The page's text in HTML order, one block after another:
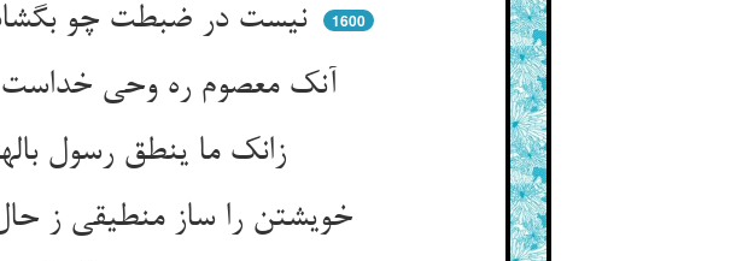
نیست در ضبطت چو بگشادی دهان ** از پی صافی شود تیره روان
1600
زانک ما ینطق رسول بالهوی ** کی هوا زاید ز معصوم خدا
خویشتن را ساز منطیقی ز حال ** تا نگردی هم‌چو من سخره‌ی مقال